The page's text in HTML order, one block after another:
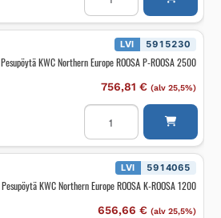
Northern
Europe
SMART-
SMART-
MM
1700
LVI 5915230
Pesupöytä KWC Northern Europe ROOSA P-ROOSA 2500
756,81 € (alv 25,5%)
Pesupöytä
Northern
Europe
ROOSA
ROOSA
2500
LVI 5914065
Pesupöytä KWC Northern Europe ROOSA K-ROOSA 1200
656,66 € (alv 25,5%)